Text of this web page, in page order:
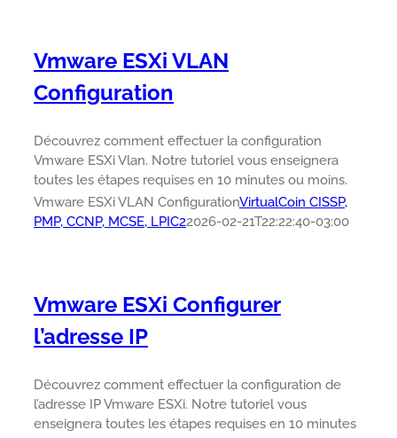
Vmware ESXi VLAN
Configuration
Découvrez comment effectuer la configuration
Vmware ESXi Vlan. Notre tutoriel vous enseignera
toutes les étapes requises en 10 minutes ou moins.
Vmware ESXi VLAN ConfigurationVirtualCoin CISSP,
PMP, CCNP, MCSE, LPIC22026-02-21T22:22:40-03:00
Vmware ESXi Configurer
l’adresse IP
Découvrez comment effectuer la configuration de
l’adresse IP Vmware ESXi. Notre tutoriel vous
enseignera toutes les étapes requises en 10 minutes